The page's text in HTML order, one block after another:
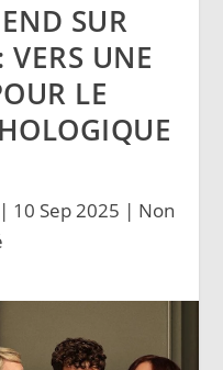
SUR
UNE
LE
| 10 Sep 2025 | Non